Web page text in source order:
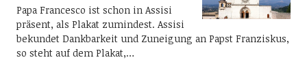
Papa Francesco ist schon in Assisi
präsent, als Plakat zumindest. Assisi
bekundet Dankbarkeit und Zuneigung an Papst Franziskus,
so steht auf dem Plakat,…